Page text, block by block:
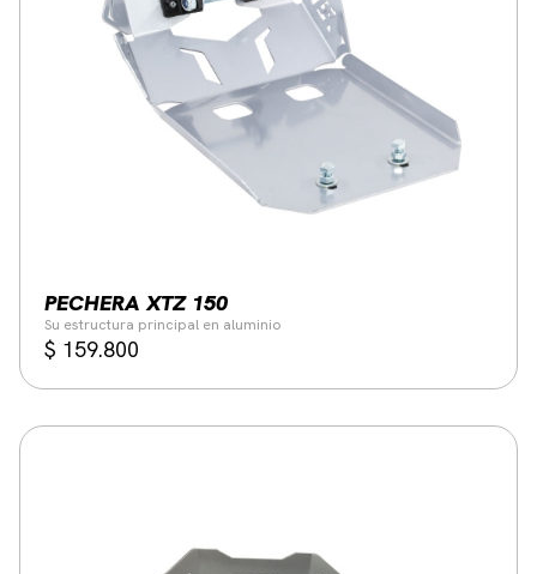
PECHERA XTZ 150
Su estructura principal en aluminio
$ 159.800